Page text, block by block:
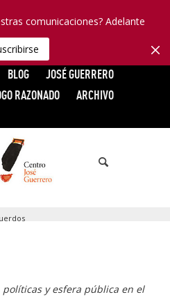
comunicaciones? Adelante
BLOG
JOSÉ GUERRERO
RAZONADO ARCHIVO
políticas y esfera pública en el